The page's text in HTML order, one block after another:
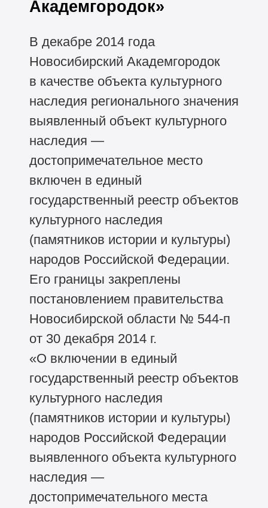
Академгородок»
В декабре 2014 года
Новосибирский Академгородок
в качестве объекта культурного
наследия регионального значения
выявленный объект культурного
наследия —
достопримечательное место
включен в единый
государственный реестр объектов
культурного наследия
(памятников истории и культуры)
народов Российской Федерации.
Его границы закреплены
постановлением правительства
Новосибирской области № 544-п
от 30 декабря 2014 г.
«О включении в единый
государственный реестр объектов
культурного наследия
(памятников истории и культуры)
народов Российской Федерации
выявленного объекта культурного
наследия —
достопримечательного места